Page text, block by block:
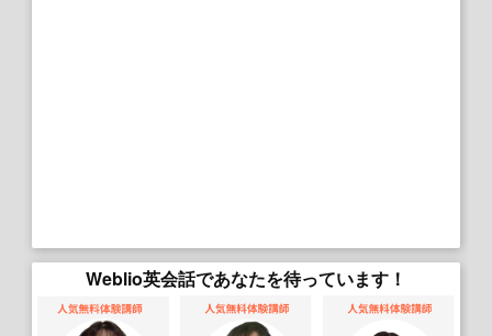
Weblio英会話であなたを待っています！